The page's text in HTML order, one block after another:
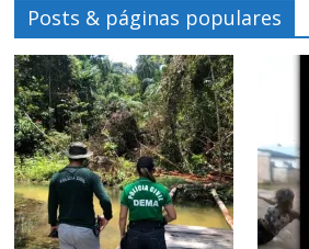
Posts & páginas populares